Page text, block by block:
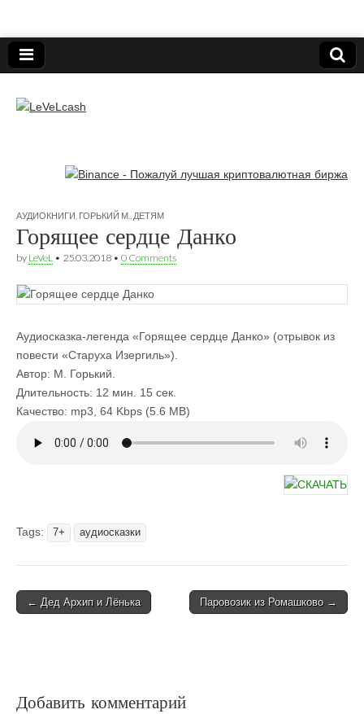
LeVeLcash
АУДИОКНИГИ ГОРЬКИЙ М. ДЕТЯМ
Горящее сердце Данко
by LeVeL • 25.03.2018 • 0 Comments
Аудиосказка-легенда «Горящее сердце Данко» (отрывок из
повести «Старуха Изергиль»).
Автор: М. Горький.
Длительность: 12 мин. 15 сек.
Качество: mp3, 64 Kbps (5.6 MB)
Tags: 7+ аудиосказки
Post
← Дед Архип и Лёнька Паровозик из Ромашково →
Добавить комментарий